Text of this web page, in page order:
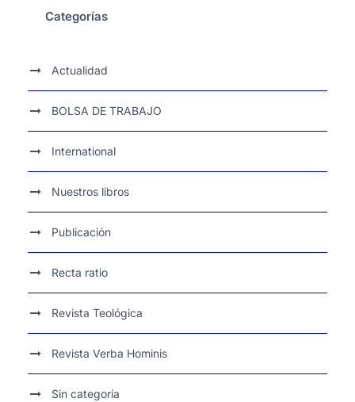
Categorías
Actualidad
BOLSA DE TRABAJO
International
Nuestros libros
Publicación
Recta ratio
Revista Teológica
Revista Verba Hominis
Sin categoría